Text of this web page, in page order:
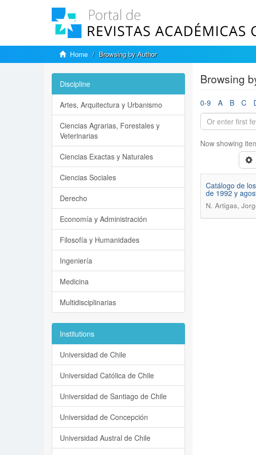
Home Browsing by Author
Browsing
0-9 A B C
Now showing
Catálogo de
de 1992 y
N. Artigas,
Discipline
Artes, Arquitectura y Urbanismo
Ciencias Agrarias, Forestales y
Veterinarias
Ciencias Exactas y Naturales
Ciencias Sociales
Derecho
Economía y Administración
Filosofía y Humanidades
Ingeniería
Medicina
Multidisciplinarias
Institutions
Universidad de Chile
Universidad Católica de Chile
Universidad de Santiago de Chile
Universidad de Concepción
Universidad Austral de Chile